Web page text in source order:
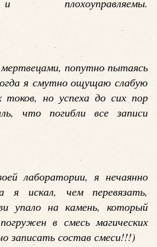
плохоуправляемы.
попутно пытаясь
я смутно ощущаю слабую
токов, но успеха до сих пор
что погибли все записи
лаборатории, я нечаянно
я искал, чем перевязать,
упало на камень, который
в смесь магических
записать состав смеси!!!)